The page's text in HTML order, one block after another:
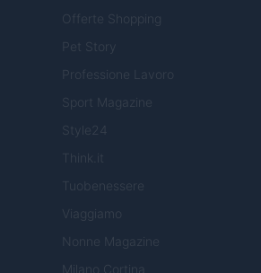
Offerte Shopping
Pet Story
Professione Lavoro
Sport Magazine
Style24
Think.it
Tuobenessere
Viaggiamo
Nonne Magazine
Milano Cortina